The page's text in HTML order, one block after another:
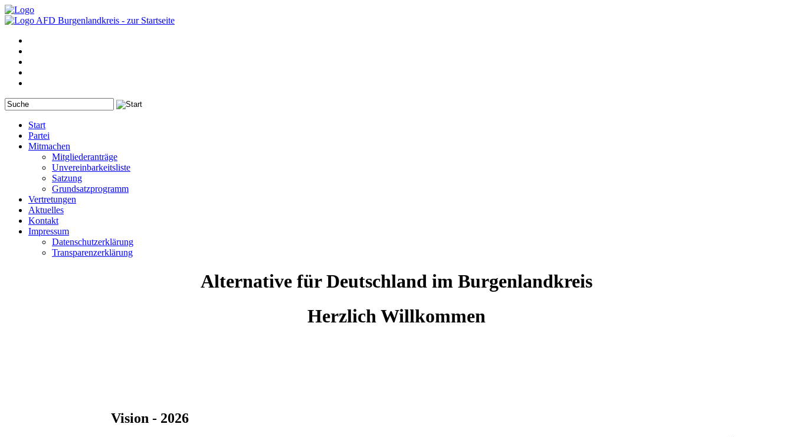
Start
Partei
Mitmachen
Mitgliederanträge
Unvereinbarkeitsliste
Satzung
Grundsatzprogramm
Vertretungen
Aktuelles
Kontakt
Impressum
Datenschutzerklärung
Transparenzerklärung
Alternative für Deutschland im Burgenlandkreis
Herzlich Willkommen
Vision - 2026